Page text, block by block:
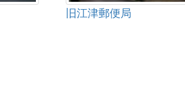
旧江津郵便局